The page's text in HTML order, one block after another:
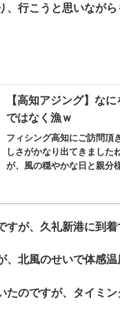
、行こうと思いなが
【高知アジング】な
ではなく漁ｗ
フィシング高知にご訪問頂
しさがかなり出てきました
が、風の穏やかな日と親分
すが、久礼新港に到
北風のせいで体感温
たのですが、タイミ